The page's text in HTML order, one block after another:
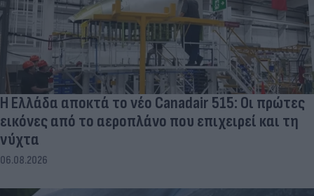
Η Ελλάδα αποκτά το νέο Canadair 515: Οι πρώτες
εικόνες από το αεροπλάνο που επιχειρεί και τη
νύχτα
06.08.2026